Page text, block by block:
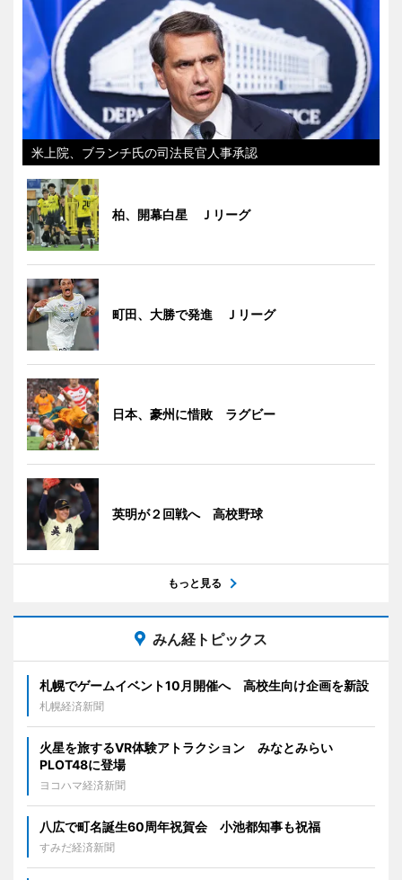
米上院、ブランチ氏の司法長官人事承認
柏、開幕白星 Ｊリーグ
町田、大勝で発進 Ｊリーグ
日本、豪州に惜敗 ラグビー
英明が２回戦へ 高校野球
もっと見る
みん経トピックス
札幌でゲームイベント10月開催へ 高校生向け企画を新設
札幌経済新聞
火星を旅するVR体験アトラクション みなとみらい
PLOT48に登場
ヨコハマ経済新聞
八広で町名誕生60周年祝賀会 小池都知事も祝福
すみだ経済新聞